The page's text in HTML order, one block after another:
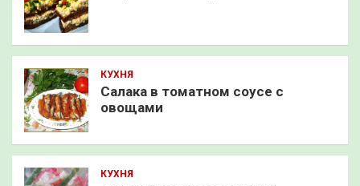
КУХНЯ
Салака в томатном соусе с
овощами
КУХНЯ